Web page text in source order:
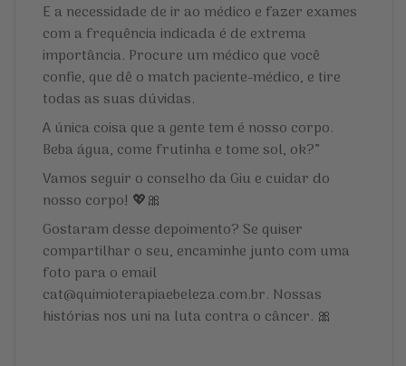
E a necessidade de ir ao médico e fazer exames
com a frequência indicada é de extrema
importância. Procure um médico que você
confie, que dê o match paciente-médico, e tire
todas as suas dúvidas.
A única coisa que a gente tem é nosso corpo.
Beba água, come frutinha e tome sol, ok?”
Vamos seguir o conselho da Giu e cuidar do
nosso corpo! 💖🎀
Gostaram desse depoimento? Se quiser
compartilhar o seu, encaminhe junto com uma
foto para o email
cat@quimioterapiaebeleza.com.br. Nossas
histórias nos uni na luta contra o câncer. 🎀